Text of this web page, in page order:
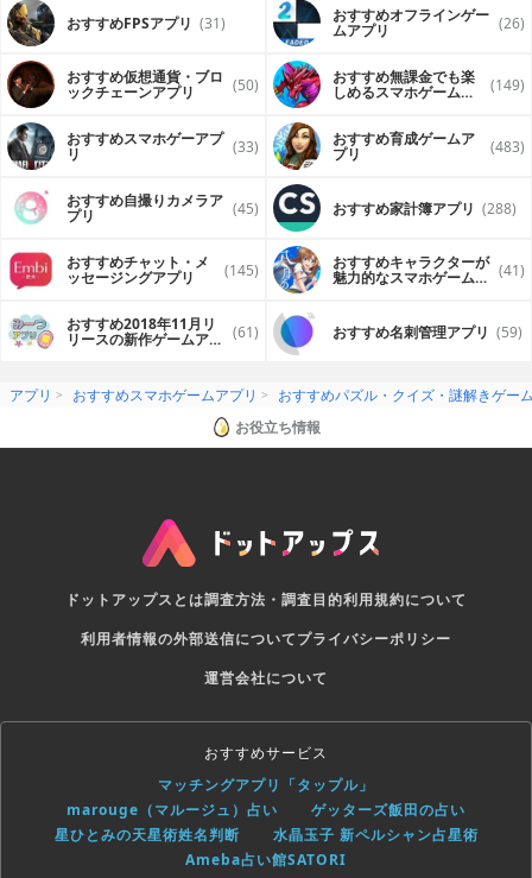
おすすめFPSアプリ (31) おすすめオフラインゲー
ムアプリ (26)
おすすめ仮想通貨・ブロ
ックチェーンアプリ (50) おすすめ無課金でも楽
しめるスマホゲームア (149)
おすすめスマホゲーアプ
リ (33) おすすめ育成ゲームア
プリ (483)
おすすめ自撮りカメラア
プリ (45) おすすめ家計簿アプリ (288)
おすすめチャット・メ
ッセージングアプリ (145) おすすめキャラクターが
魅力的なスマホゲームア (41)
おすすめ2018年11月リ
リースの新作ゲームアプ (61) おすすめ名刺管理アプリ (59)
アプリ おすすめスマホゲームアプリ
おすすめパズル・クイズ・謎解きゲー
お役立ち情報
ドットアップスとは調査方法・調査目的利用規約について
利用者情報の外部送信についてプライバシーポリシー
運営会社について
おすすめサービス
マッチングアプリ「タップル」
marouge（マルージュ）占い
ゲッターズ飯田の占い
星ひとみの天星術姓名判断
水晶玉子 新ペルシャン占星術
Ameba占い館SATORI